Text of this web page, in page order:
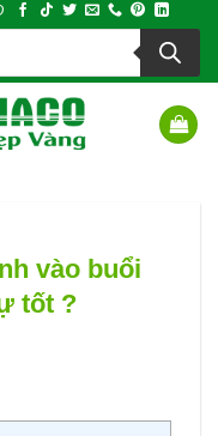
vào buổi
tốt ?